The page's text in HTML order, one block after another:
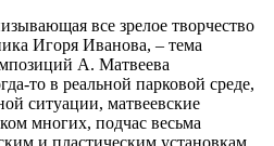
все зрелое творчество
Игоря Иванова, – тема
А. Матвеева
то в реальной парковой среде,
ситуации, матвеевские
многих, подчас весьма
и пластическим установкам